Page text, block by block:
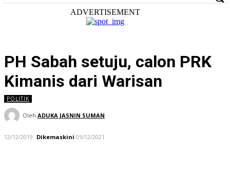
ADVERTISEMENT
PH Sabah setuju, calon PRK
Kimanis dari Warisan
POLITIK
Oleh ADUKA JASNIN SUMAN
12/12/2019 Dikemaskini 05/12/2021